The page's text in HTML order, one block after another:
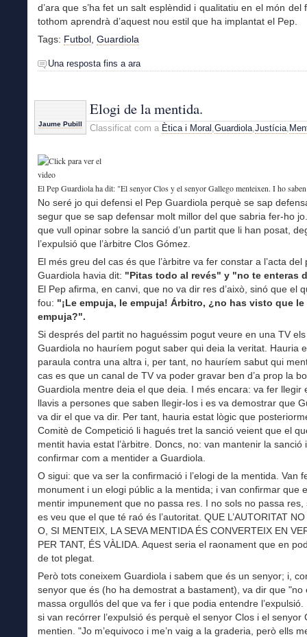
d’ara que s’ha fet un salt esplèndid i qualitatiu en el món del
tothom aprendrà d’aquest nou estil que ha implantat el Pep.
Tags: Futbol Guardiola
Una resposta fins a ara
Jaume Pubill
Elogi de la mentida.
Classificat com a Ètica i Moral Guardiola Justícia
El Pep Guardiola ha dit: "El senyor Clos y el senyor Gallego menteixen. I ho
No seré jo qui defensi el Pep Guardiola perquè se sap
segur que se sap defensar molt millor del que sabria fer-ho
que vull opinar sobre la sanció d’un partit que li han posat,
l’expulsió que l’àrbitre Clos Gómez.
El més greu del cas és que l’àrbitre va fer constar a l’acta
Guardiola havia dit: "Pitas todo al revés" y "no te enteras
El Pep afirma, en canvi, que no va dir res d’això, sinó que el
fou: "¡Le empuja, le empuja! Árbitro, ¿no has visto que le
empuja?".
Si després del partit no haguéssim pogut veure en una TV
Guardiola no hauríem pogut saber qui deia la veritat. Hauria
paraula contra una altra i, per tant, no hauríem sabut qui
cas es que un canal de TV va poder gravar ben d’a prop la
Guardiola mentre deia el que deia. I més encara: va fer llegir
llavis a persones que saben llegir-los i es va demostrar que
va dir el que va dir. Per tant, hauria estat lògic que
Comitè de Competició li hagués tret la sanció veient que el
mentit havia estat l’àrbitre. Doncs, no: van mantenir la sanció
confirmar com a mentider a Guardiola.
O sigui: que va ser la confirmació i l’elogi de la mentida. Van
monument i un elogi públic a la mentida; i van confirmar que
mentir impunement que no passa res. I no sols no passa res,
es veu que el que té raó és l’autoritat. QUE L’AUTORITAT
O, SI MENTEIX, LA SEVA MENTIDA ÉS CONVERTEIX EN
PER TANT, ÉS VÀLIDA. Aquest seria el raonament que en
de tot plegat.
Però tots coneixem Guardiola i sabem que és un senyor; i,
senyor que és (ho ha demostrat a bastament), va dir que "no
massa orgullós del que va fer i que podia entendre l’expulsió.
si van recórrer l’expulsió és perquè el senyor Clos i el senyor
mentien. "Jo m’equivoco i me’n vaig a la graderia, però ells